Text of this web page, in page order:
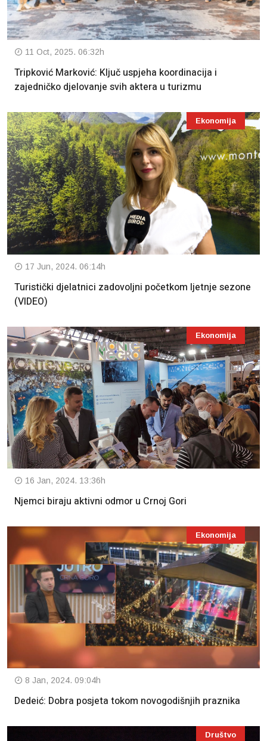
11 Oct, 2025. 06:32h
Tripković Marković: Ključ uspjeha koordinacija i
zajedničko djelovanje svih aktera u turizmu
Ekonomija
17 Jun, 2024. 06:14h
Turistički djelatnici zadovoljni početkom ljetnje sezone
(VIDEO)
Ekonomija
16 Jan, 2024. 13:36h
Njemci biraju aktivni odmor u Crnoj Gori
Ekonomija
8 Jan, 2024. 09:04h
Dedeić: Dobra posjeta tokom novogodišnjih praznika
Društvo